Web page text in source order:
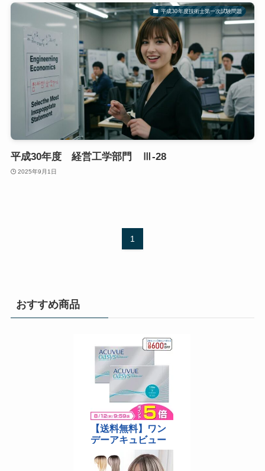
平成30年度技術士第一次試験問題
平成30年度 経営工学部門 Ⅲ-28
2025年9月1日
1
おすすめ商品